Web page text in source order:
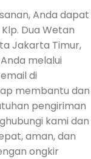
Anda dapat
Dua Wetan
Jakarta Timur,
melalui
di
membantu dan
pengiriman
kami dan
aman, dan
ongkir